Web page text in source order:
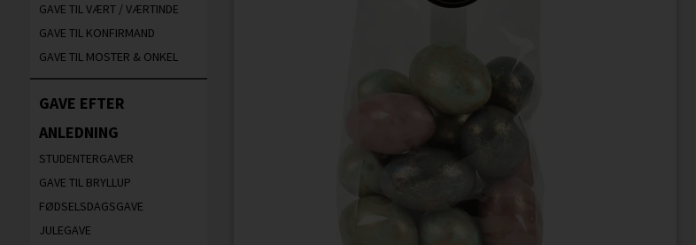
GAVE TIL VÆRT / VÆRTINDE
GAVE TIL KONFIRMAND
GAVE TIL MOSTER & ONKEL
GAVE EFTER
ANLEDNING
STUDENTERGAVER
GAVE TIL BRYLLUP
FØDSELSDAGSGAVE
JULEGAVE